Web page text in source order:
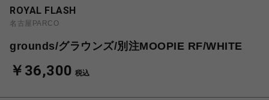
ROYAL FLASH
名古屋PARCO
grounds/グラウンズ/別注MOOPIE RF/WHITE
￥36,300 税込